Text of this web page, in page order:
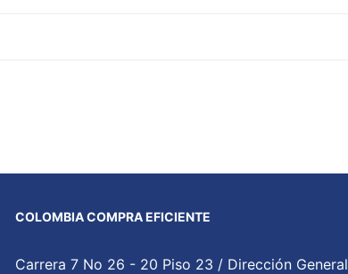
COLOMBIA COMPRA EFICIENTE
Carrera 7 No 26 - 20 Piso 23 / Dirección General